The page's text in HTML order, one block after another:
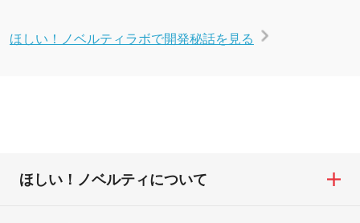
ほしい！ノベルティラボで開発秘話を見る
ほしい！ノベルティについて